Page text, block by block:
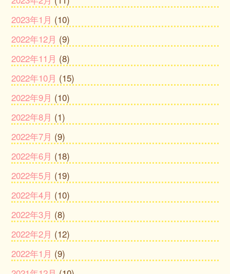
2023年1月 (10)
2022年12月 (9)
2022年11月 (8)
2022年10月 (15)
2022年9月 (10)
2022年8月 (1)
2022年7月 (9)
2022年6月 (18)
2022年5月 (19)
2022年4月 (10)
2022年3月 (8)
2022年2月 (12)
2022年1月 (9)